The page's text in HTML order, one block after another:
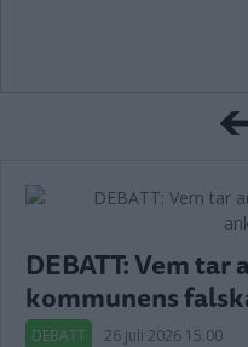
DEBATT: Vem tar
kommunens
DEBATT 26 juli 2026 15.00